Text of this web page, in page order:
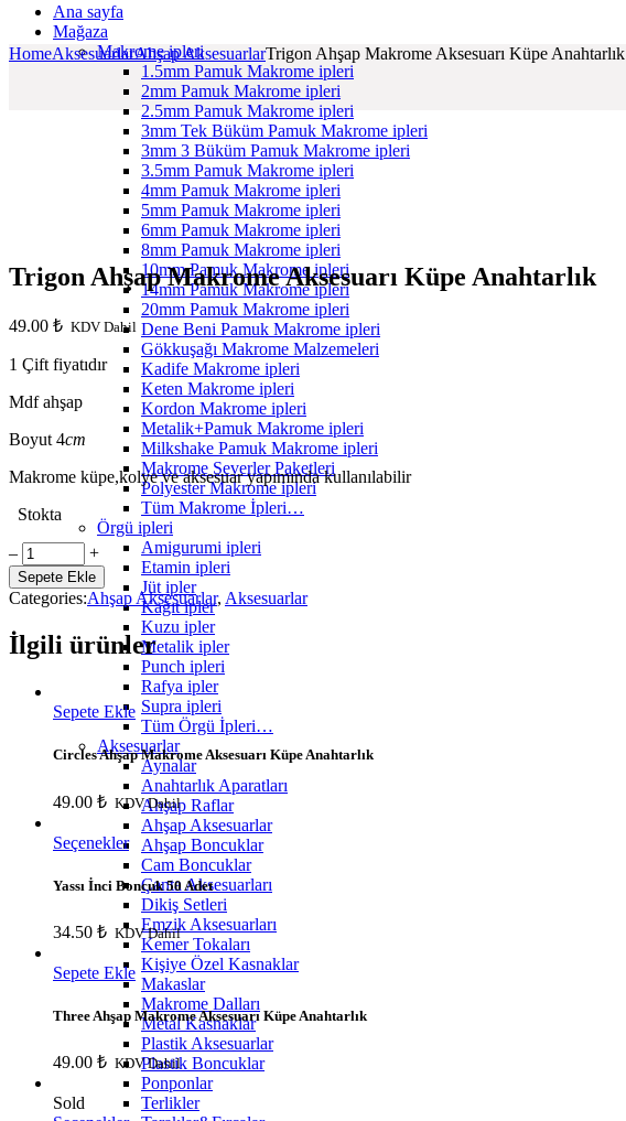
Ana sayfa
Mağaza
Makrome ipleri
1.5mm Pamuk Makrome ipleri
2mm Pamuk Makrome ipleri
2.5mm Pamuk Makrome ipleri
3mm Tek Büküm Pamuk Makrome ipleri
3mm 3 Büküm Pamuk Makrome ipleri
3.5mm Pamuk Makrome ipleri
4mm Pamuk Makrome ipleri
5mm Pamuk Makrome ipleri
6mm Pamuk Makrome ipleri
8mm Pamuk Makrome ipleri
10mm Pamuk Makrome ipleri
14mm Pamuk Makrome ipleri
20mm Pamuk Makrome ipleri
Dene Beni Pamuk Makrome ipleri
Gökkuşağı Makrome Malzemeleri
Kadife Makrome ipleri
Keten Makrome ipleri
Kordon Makrome ipleri
Metalik+Pamuk Makrome ipleri
Milkshake Pamuk Makrome ipleri
Makrome Severler Paketleri
Polyester Makrome ipleri
Tüm Makrome İpleri…
Örgü ipleri
Amigurumi ipleri
Etamin ipleri
Jüt ipler
Kağıt ipler
Kuzu ipler
Metalik ipler
Punch ipleri
Rafya ipler
Supra ipleri
Tüm Örgü İpleri…
Aksesuarlar
Aynalar
Anahtarlık Aparatları
Ahşap Raflar
Ahşap Aksesuarlar
Ahşap Boncuklar
Cam Boncuklar
Çanta Aksesuarları
Dikiş Setleri
Emzik Aksesuarları
Kemer Tokaları
Kişiye Özel Kasnaklar
Makaslar
Makrome Dalları
Metal Kasnaklar
Plastik Aksesuarlar
Plastik Boncuklar
Ponponlar
Terlikler
HomeAksesuarlarAhşap AksesuarlarTrigon Ahşap Makrome Aksesuarı Küpe Anahtarlık
Trigon Ahşap Makrome Aksesuarı Küpe Anahtarlık
49.00 ₺ KDV Dahil
1 Çift fiyatıdır
Mdf ahşap
Boyut 4cm
Makrome küpe,kolye ve aksesuar yapımında kullanılabilir
Stokta
Trigon
Ahşap
Makrome
Aksesuarı
Küpe
Anahtarlık
‒ +
Sepete Ekle
Categories:Ahşap Aksesuarlar, Aksesuarlar
İlgili ürünler
Sepete Ekle
Circles Ahşap Makrome Aksesuarı Küpe Anahtarlık
49.00 ₺ KDV Dahil
Seçenekler
Yassı İnci Boncuk 50 Adet
34.50 ₺ KDV Dahil
Sepete Ekle
Three Ahşap Makrome Aksesuarı Küpe Anahtarlık
49.00 ₺ KDV Dahil
Sold